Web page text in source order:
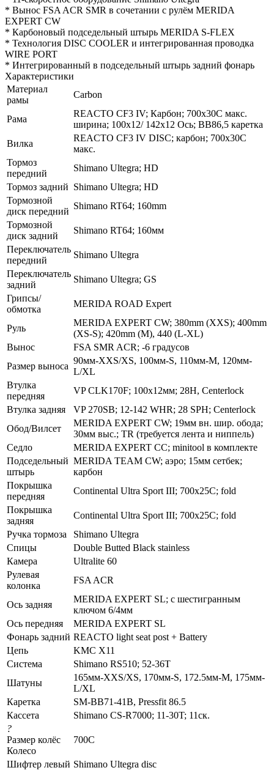
* Вынос FSA ACR SMR в сочетании с рулём MERIDA
EXPERT CW
* Карбоновый подседельный штырь MERIDA S-FLEX
* Технология DISC COOLER и интегрированная проводка
WIRE PORT
* Интегрированный в подседельный штырь задний фонарь
Характеристики
Материал
рамы
Carbon
Рама
REACTO CF3 IV; Карбон; 700x30C макс.
ширина; 100x12/ 142x12 Ось; BB86,5 каретка
Вилка
REACTO CF3 IV DISC; карбон; 700x30C
макс.
Тормоз
передний
Shimano Ultegra; HD
Тормоз задний Shimano Ultegra; HD
Тормозной
диск передний
Shimano RT64; 160mm
Тормозной
диск задний
Shimano RT64; 160мм
Переключатель
передний
Shimano Ultegra
Переключатель
задний
Shimano Ultegra; GS
Грипсы/
обмотка
MERIDA ROAD Expert
Руль
MERIDA EXPERT CW; 380mm (XXS); 400mm
(XS-S); 420mm (M), 440 (L-XL)
Вынос
FSA SMR ACR; -6 градусов
Размер выноса
90мм-XXS/XS, 100мм-S, 110мм-M, 120мм-
L/XL
Втулка
передняя
VP CLK170F; 100x12мм; 28H, Centerlock
Втулка задняя
VP 270SB; 12-142 WHR; 28 SPH; Centerlock
Обод/Вилсет
MERIDA EXPERT CW; 19мм вн. шир. обода;
30мм выс.; TR (требуется лента и ниппель)
Седло
MERIDA EXPERT CC; minitool в комплекте
Подседельный
штырь
MERIDA TEAM CW; аэро; 15мм сетбек;
карбон
Покрышка
передняя
Continental Ultra Sport III; 700x25C; fold
Покрышка
задняя
Continental Ultra Sport III; 700x25C; fold
Ручка тормоза
Shimano Ultegra
Спицы
Double Butted Black stainless
Камера
Ultralite 60
Рулевая
колонка
FSA ACR
Ось задняя
MERIDA EXPERT SL; c шестигранным
ключом 6/4мм
Ось передняя
MERIDA EXPERT SL
Фонарь задний REACTO light seat post + Battery
Цепь
KMC X11
Система
Shimano RS510; 52-36T
Шатуны
165мм-XXS/XS, 170мм-S, 172.5мм-M, 175мм-
L/XL
Каретка
SM-BB71-41B, Pressfit 86.5
Кассета
Shimano CS-R7000; 11-30T; 11ск.
?
Размер колёс
Колесо
700C
Шифтер левый Shimano Ultegra disc